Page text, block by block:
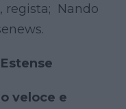
regista; Nando
veloce e